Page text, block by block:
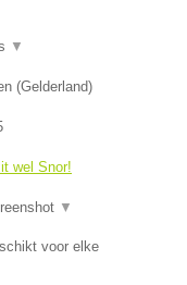
▼
(Gelderland)
wel Snor!
▼
voor elke